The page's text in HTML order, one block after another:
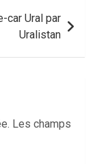
car Ural par
Uralistan
Les champs